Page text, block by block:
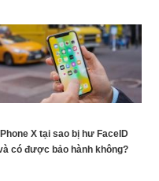
X tại sao bị hư FaceID
có được bảo hành không?